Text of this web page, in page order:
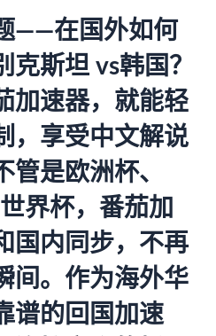
——在国外如何
斯坦 vs韩国？
加速器，就能轻
，享受中文解说
管是欧洲杯、
界杯， 番茄加
国内同步，不再
间。作为海外华
谱的回国加速